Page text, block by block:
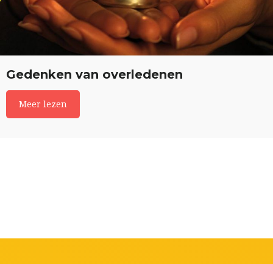
Gedenken van overledenen
Meer lezen